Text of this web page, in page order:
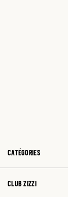
CATÉGORIES
CLUB ZIZZI